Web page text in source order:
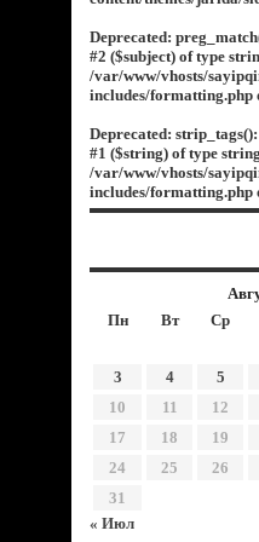
Deprecated:
#2 ($subject) of type
/var/www/vhosts/
includes/formatting.php
Deprecated:
#1 ($string) of type
/var/www/vhosts/
includes/formatting.php
Пн
Вт Ср
3
4 5
10
11 12
17
18 19
24
25 26
31
« Июл